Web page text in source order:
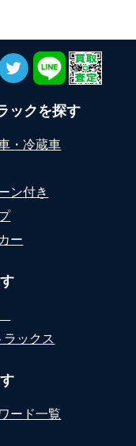
ックを探す
・冷蔵車
ン付き
ー
ラックス
ード一覧